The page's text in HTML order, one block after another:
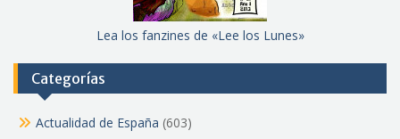
Lea los fanzines de «Lee los Lunes»
Categorías
Actualidad de España (603)